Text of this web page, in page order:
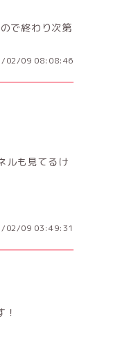
で終わり次第
02/09 08:08:46
ルも見てるけ
02/09 03:49:31